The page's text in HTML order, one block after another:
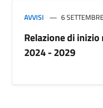
AVVISI 6
Relazione di
2024 - 2029